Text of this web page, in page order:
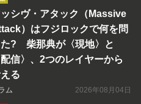
シヴ・アタック（Massive
）はフジロックで何を問
た? 柴那典が〈現地〉と
配信〉、2つのレイヤーから
る
ム 2026年08月04日